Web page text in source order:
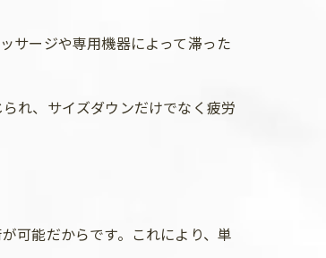
サージや専用機器によって滞った
れ、サイズダウンだけでなく疲労
可能だからです。これにより、単